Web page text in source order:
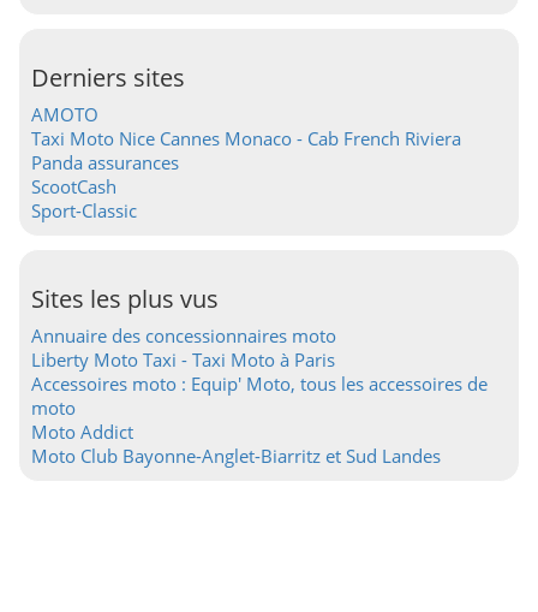
Derniers sites
AMOTO
Taxi Moto Nice Cannes Monaco - Cab French Riviera
Panda assurances
ScootCash
Sport-Classic
Sites les plus vus
Annuaire des concessionnaires moto
Liberty Moto Taxi - Taxi Moto à Paris
Accessoires moto : Equip' Moto, tous les accessoires de
moto
Moto Addict
Moto Club Bayonne-Anglet-Biarritz et Sud Landes